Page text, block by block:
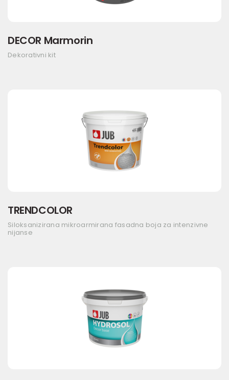
DECOR Marmorin
Dekorativni kit
TRENDCOLOR
Siloksanizirana mikroarmirana fasadna boja za intenzivne
nijanse